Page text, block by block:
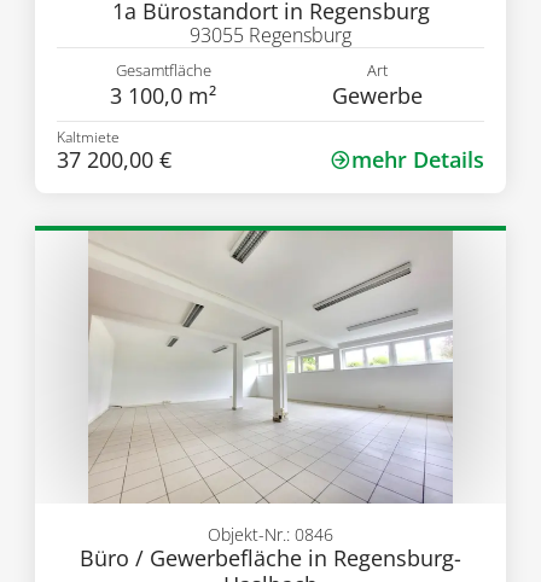
1a Bürostandort in Regensburg
93055 Regensburg
Gesamtfläche
3 100,0 m²
Art
Gewerbe
Kaltmiete
37 200,00 € mehr Details
Büro / Gewerbefläche in Regensburg-
Objekt-Nr.: 0846